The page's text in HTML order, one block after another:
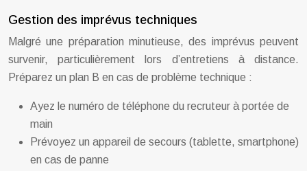
Gestion des imprévus techniques
Malgré une préparation minutieuse, des imprévus peuvent
survenir, particulièrement lors d’entretiens à distance.
Préparez un plan B en cas de problème technique :
Ayez le numéro de téléphone du recruteur à portée de
main
Prévoyez un appareil de secours (tablette, smartphone)
en cas de panne